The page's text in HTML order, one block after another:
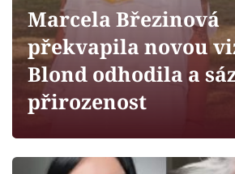
Sledujte prima+
Filmový festival Karlovy
Mámy sobě
Marcela Březinová
překvapila novou
Blond odhodila a
přirozenost